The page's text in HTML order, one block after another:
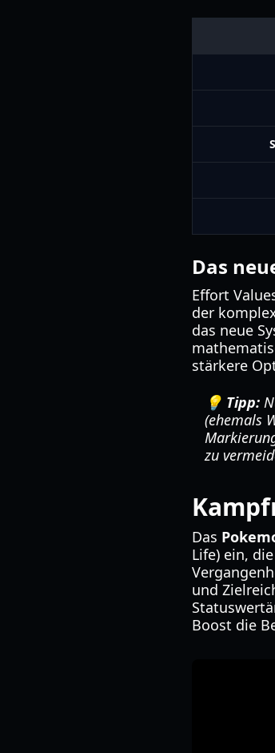
Das
Effort
der
das neue
stärkere
💡 Tipp:
(ehemals
zu
Das
Life) ein,
und
Boost die